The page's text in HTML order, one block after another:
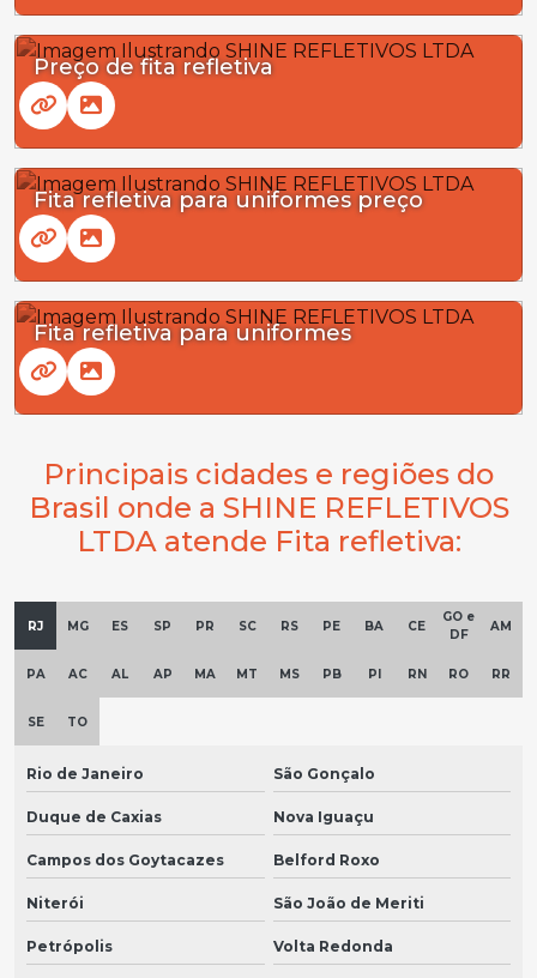
Preço de fita refletiva
Fita refletiva para uniformes preço
Fita refletiva para uniformes
Principais cidades e regiões do
Brasil onde a SHINE REFLETIVOS
LTDA atende Fita refletiva:
RJ MG ES SP PR SC RS PE BA CE
GO e
DF
AM
PA AC AL AP MA MT MS PB PI RN RO RR
SE TO
Rio de Janeiro São Gonçalo
Duque de Caxias Nova Iguaçu
Campos dos Goytacazes Belford Roxo
Niterói São João de Meriti
Petrópolis Volta Redonda